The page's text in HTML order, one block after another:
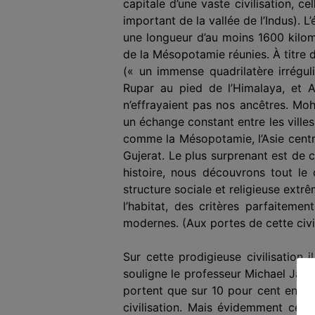
capitale d’une vaste civilisa­tion,
important de la vallée de l’Indus).
une longueur d’au moins 1600
de la Mésopotamie réunies. À titre
(« un immense quadrila­tère
Rupar au pied de l’Hima­laya, et
n’effrayaient pas nos an­cêtres.
un échange constant entre les
comme la Mésopota­mie, l’Asie
Gujerat. Le plus surprenant est de
histoire, nous découvrons tout le
structure sociale et religieuse
l’habitat, des critères
modernes. (Aux portes de cette
Sur cette prodigieuse civilisation
souligne le professeur Michael
portent que sur 10 pour cent
civilisation. Mais évidemment ce